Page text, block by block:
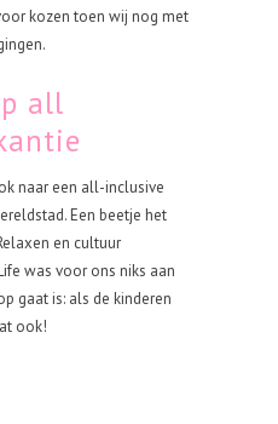
kozen toen wij nog met
all
naar een all-inclusive
Een beetje het
en cultuur
was voor ons niks aan
gaat is: als de kinderen
ook!